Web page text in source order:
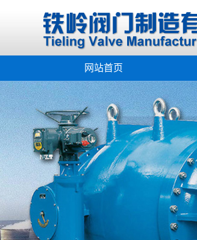
网站首页